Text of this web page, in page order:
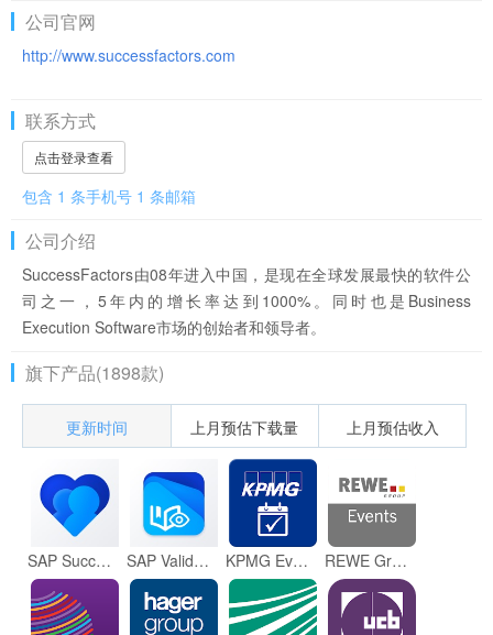
公司官网
http://www.successfactors.com
联系方式
点击登录查看
包含 1 条手机号 1 条邮箱
公司介绍
SuccessFactors由08年进入中国，是现在全球发展最快的软件公
司之一，5年内的增长率达到1000%。同时也是Business
Execution Software市场的创始者和领导者。
旗下产品(1898款)
更新时间 上月预估下载量 上月预估收入
SAP SuccessFactors Mobile SAP Validated Learning Preview KPMG Events App REWE Group | Events